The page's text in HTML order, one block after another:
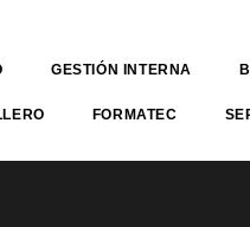
GESTIÓN INTERNA
FORMATEC